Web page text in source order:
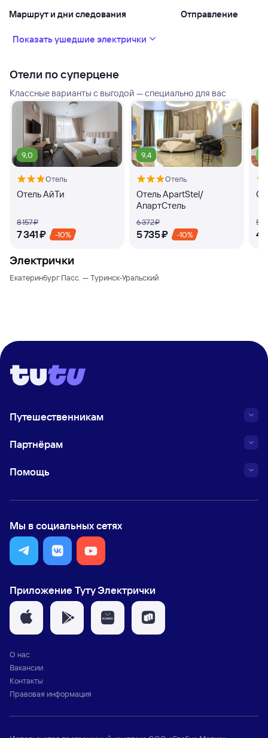
Маршрут и дни следования Отправление
Показать ушедшие электрички
Отели по суперцене
Классные варианты с выгодой — специально для вас
9,0
Отель
Отель АйТи
8 ⁠157 ⁠₽
7 ⁠341 ⁠₽ -10%
9,4
Отель
Отель ApartStel/
АпартСтель
6 ⁠372 ⁠₽
5 ⁠735 ⁠₽ -10%
5
4
Электрички
Екатеринбург Пасс. — Туринск-Уральский
Путешественникам
Партнёрам
Помощь
Мы в социальных сетях
Приложение Туту Электрички
О нас
Вакансии
Контакты
Правовая информация